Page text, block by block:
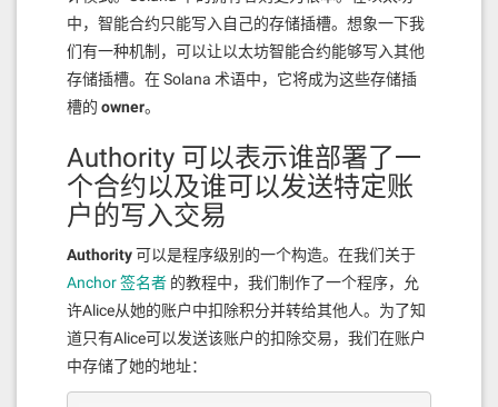
中，智能合约只能写入自己的存储插槽。想象一下我
们有一种机制，可以让以太坊智能合约能够写入其他
存储插槽。在 Solana 术语中，它将成为这些存储插
槽的 owner。
Authority 可以表示谁部署了一
个合约以及谁可以发送特定账
户的写入交易
Authority可以是程序级别的一个构造。在我们关于
Anchor 签名者 的教程中，我们制作了一个程序，允
许Alice从她的账户中扣除积分并转给其他人。为了知
道只有Alice可以发送该账户的扣除交易，我们在账户
中存储了她的地址：